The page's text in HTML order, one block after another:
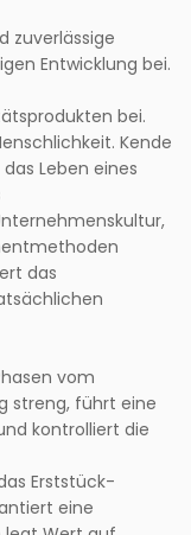
zuverlässige
Entwicklung bei.
bei.
Kende
Leben eines
das
vom
streng, führt eine
kontrolliert die
Erststück-
eine